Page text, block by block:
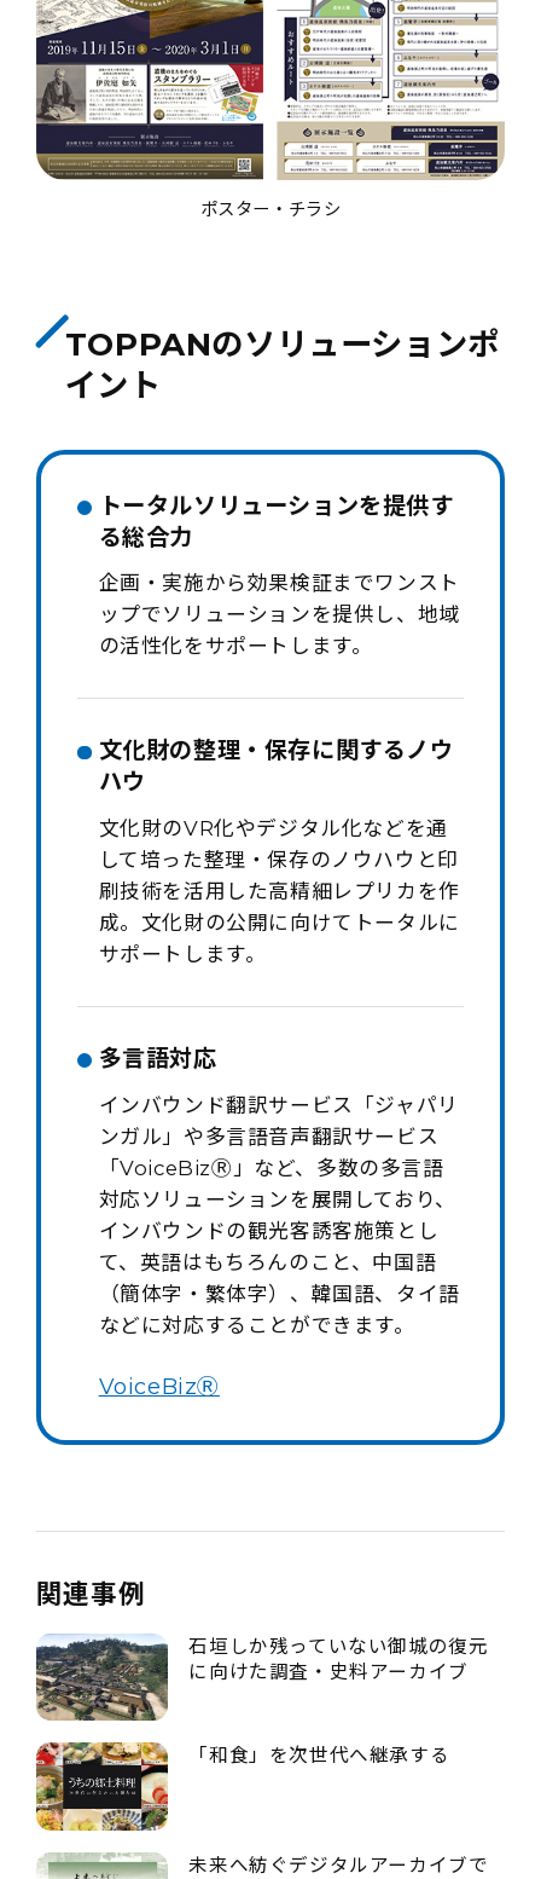
ポスター・チラシ
TOPPANのソリューションポ
イント
トータルソリューションを提供す
る総合力
企画・実施から効果検証までワンスト
ップでソリューションを提供し、地域
の活性化をサポートします。
文化財の整理・保存に関するノウ
ハウ
文化財のVR化やデジタル化などを通
して培った整理・保存のノウハウと印
刷技術を活用した高精細レプリカを作
成。文化財の公開に向けてトータルに
サポートします。
多言語対応
インバウンド翻訳サービス「ジャパリ
ンガル」や多言語音声翻訳サービス
「VoiceBizⓇ」など、多数の多言語
対応ソリューションを展開しており、
インバウンドの観光客誘客施策とし
て、英語はもちろんのこと、中国語
（簡体字・繁体字）、韓国語、タイ語
などに対応することができます。
VoiceBizⓇ
関連事例
石垣しか残っていない御城の復元
に向けた調査・史料アーカイブ
「和食」を次世代へ継承する
未来へ紡ぐデジタルアーカイブで